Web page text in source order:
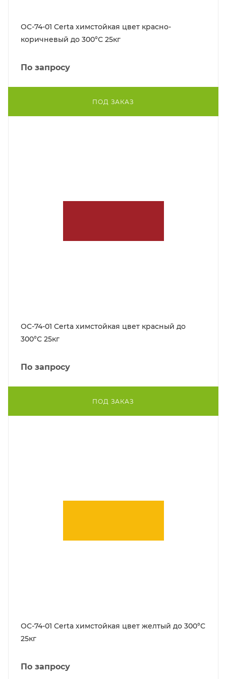
ОС-74-01 Certa химстойкая цвет красно-
коричневый до 300°С 25кг
По запросу
ПОД ЗАКАЗ
ОС-74-01 Certa химстойкая цвет красный до
300°С 25кг
По запросу
ПОД ЗАКАЗ
ОС-74-01 Certa химстойкая цвет желтый до 300°С
25кг
По запросу